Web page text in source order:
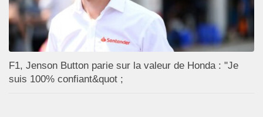
F1, Jenson Button parie sur la valeur de Honda : "Je
suis 100% confiant&quot ;